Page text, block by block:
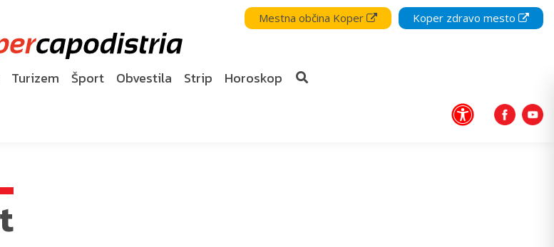
Mestna občina Koper Koper zdravo mesto
Turizem Šport Obvestila Strip Horoskop